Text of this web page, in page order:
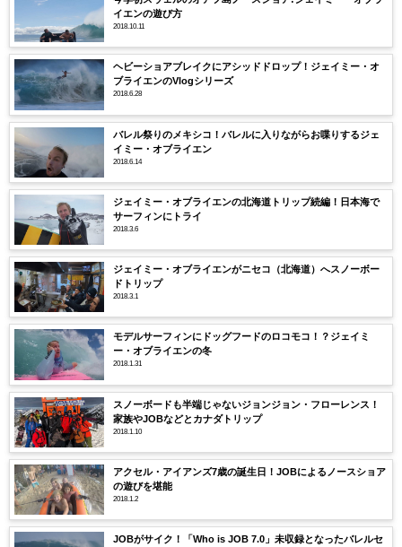
イエンの遊び方
2018.10.11
ヘビーショアブレイクにアシッドドロップ！ジェイミー・オ
ブライエンのVlogシリーズ
2018.6.28
バレル祭りのメキシコ！バレルに入りながらお喋りするジェ
イミー・オブライエン
2018.6.14
ジェイミー・オブライエンの北海道トリップ続編！日本海で
サーフィンにトライ
2018.3.6
ジェイミー・オブライエンがニセコ（北海道）へスノーボー
ドトリップ
2018.3.1
モデルサーフィンにドッグフードのロコモコ！？ジェイミ
ー・オブライエンの冬
2018.1.31
スノーボードも半端じゃないジョンジョン・フローレンス！
家族やJOBなどとカナダトリップ
2018.1.10
アクセル・アイアンズ7歳の誕生日！JOBによるノースショア
の遊びを堪能
2018.1.2
JOBがサイク！「Who is JOB 7.0」未収録となったバレルセ